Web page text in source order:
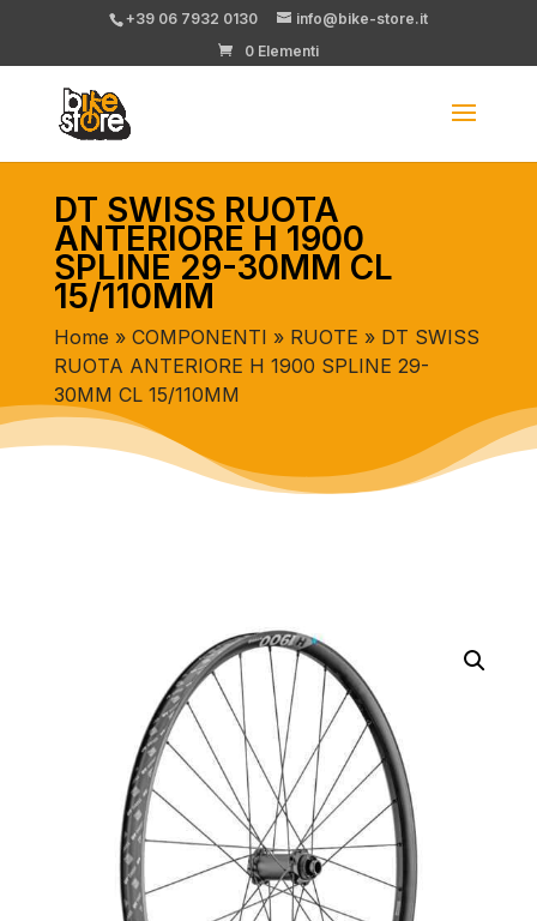
+39 06 7932 0130
info@bike-store.it
0 Elementi
DT SWISS RUOTA
ANTERIORE H 1900
SPLINE 29-30MM CL
15/110MM
Home » COMPONENTI » RUOTE » DT SWISS
RUOTA ANTERIORE H 1900 SPLINE 29-
30MM CL 15/110MM